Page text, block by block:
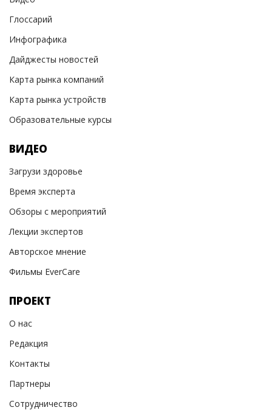
Глоссарий
Инфографика
Дайджесты новостей
Карта рынка компаний
Карта рынка устройств
Образовательные курсы
ВИДЕО
Загрузи здоровье
Время эксперта
Обзоры с мероприятий
Лекции экспертов
Авторское мнение
Фильмы EverCare
ПРОЕКТ
О нас
Редакция
Контакты
Партнеры
Сотрудничество